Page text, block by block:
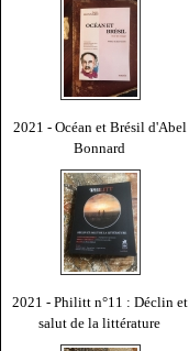
2021 - Océan et Brésil d'Abel
Bonnard
2021 - Philitt n°11 : Déclin et
salut de la littérature